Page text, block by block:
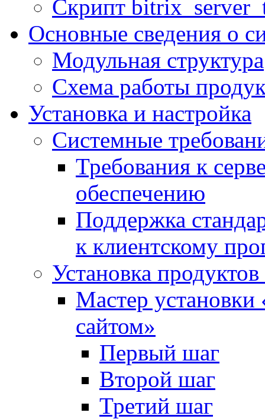
Скрипт
Основные сведения о
Модульная структура
Схема работы
Установка и настройка
Системные
Требования к
обеспечению
Поддержка
к клиентскому
Установка
Мастер
сайтом»
Первый шаг
Второй шаг
Третий шаг